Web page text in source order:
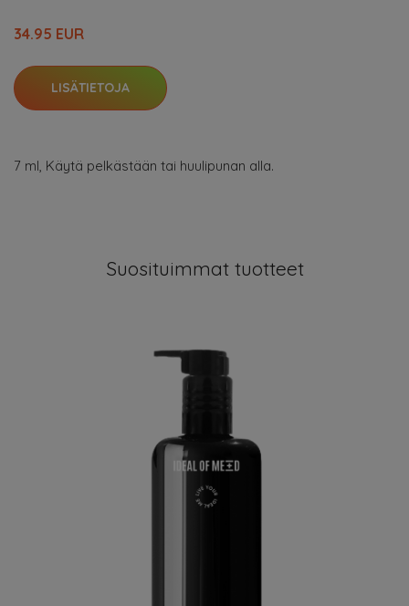
34.95 EUR
LISÄTIETOJA
7 ml, Käytä pelkästään tai huulipunan alla.
Suosituimmat tuotteet